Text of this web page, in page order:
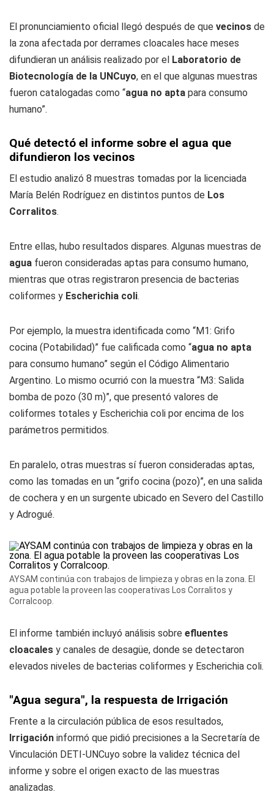
El pronunciamiento oficial llegó después de que vecinos de
la zona afectada por derrames cloacales hace meses
difundieran un análisis realizado por el Laboratorio de
Biotecnología de la UNCuyo, en el que algunas muestras
fueron catalogadas como “agua no apta para consumo
humano”.
Qué detectó el informe sobre el agua que
difundieron los vecinos
El estudio analizó 8 muestras tomadas por la licenciada
María Belén Rodríguez en distintos puntos de Los
Corralitos.
Entre ellas, hubo resultados dispares. Algunas muestras de
agua fueron consideradas aptas para consumo humano,
mientras que otras registraron presencia de bacterias
coliformes y Escherichia coli.
Por ejemplo, la muestra identificada como “M1: Grifo
cocina (Potabilidad)” fue calificada como “agua no apta
para consumo humano” según el Código Alimentario
Argentino. Lo mismo ocurrió con la muestra “M3: Salida
bomba de pozo (30 m)”, que presentó valores de
coliformes totales y Escherichia coli por encima de los
parámetros permitidos.
En paralelo, otras muestras sí fueron consideradas aptas,
como las tomadas en un “grifo cocina (pozo)”, en una salida
de cochera y en un surgente ubicado en Severo del Castillo
y Adrogué.
AYSAM continúa con trabajos de limpieza y obras en la zona. El
agua potable la proveen las cooperativas Los Corralitos y
Corralcoop.
El informe también incluyó análisis sobre efluentes
cloacales y canales de desagüe, donde se detectaron
elevados niveles de bacterias coliformes y Escherichia coli.
"Agua segura", la respuesta de Irrigación
Frente a la circulación pública de esos resultados,
Irrigación informó que pidió precisiones a la Secretaría de
Vinculación DETI-UNCuyo sobre la validez técnica del
informe y sobre el origen exacto de las muestras
analizadas.